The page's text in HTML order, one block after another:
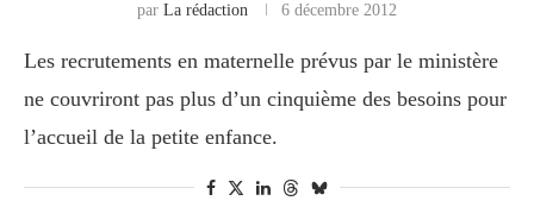
par La rédaction 6 décembre 2012
Les recrutements en maternelle prévus par le ministère
ne couvriront pas plus d’un cinquième des besoins pour
l’accueil de la petite enfance.